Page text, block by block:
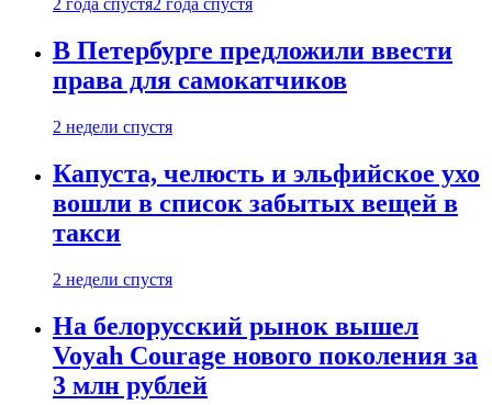
2 года спустя2 года спустя
В Петербурге предложили ввести
права для самокатчиков
2 недели спустя
Капуста, челюсть и эльфийское ухо
вошли в список забытых вещей в
такси
2 недели спустя
На белорусский рынок вышел
Voyah Courage нового поколения за
3 млн рублей